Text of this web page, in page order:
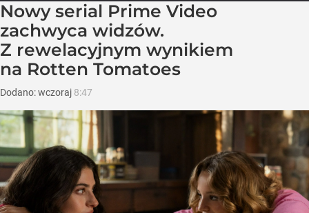
Nowy serial Prime Video
zachwyca widzów.
Z rewelacyjnym wynikiem
na Rotten Tomatoes
Dodano:wczoraj 8:47